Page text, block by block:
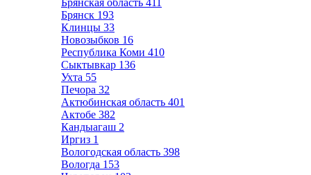
Брянская область 411
Брянск 193
Клинцы 33
Новозыбков 16
Республика Коми 410
Сыктывкар 136
Ухта 55
Печора 32
Актюбинская область 401
Актобе 382
Кандыагаш 2
Иргиз 1
Вологодская область 398
Вологда 153